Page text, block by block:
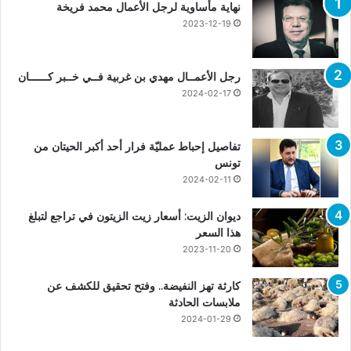
نهاية مأساوية لرجل الأعمال محمد فريخة
2023-12-19
رجل الأعمــال مهدي بن غربية فــي خــبر كــــــان
2024-02-17
تفاصيل إحباط عمليّة فرار أحد أكبر الحيتان من
تونس
2024-02-11
ديوان الزيت: أسعار زيت الزيتون في تراجع لتبلغ
هذا السعر
2023-11-20
كارثة تهز النفيضة.. وفتح تحقيق للكشف عن
ملابسات الحادثة
2024-01-29